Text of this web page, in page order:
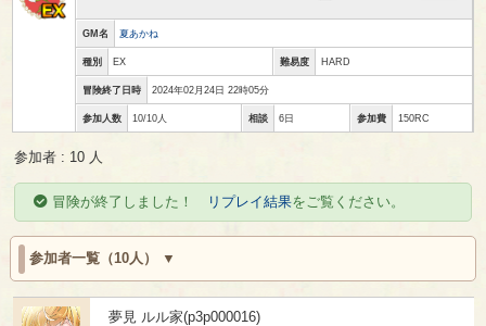
GM名 夏あかね
種別 EX 難易度 HARD
冒険終了日時 2024年02月24日 22時05分
参加人数 10/10人 相談 6日 参加費 150RC
参加者 : 10 人
冒険が終了しました！ リプレイ結果をご覧ください。
参加者一覧（10人）
夢見 ルル家(p3p000016)